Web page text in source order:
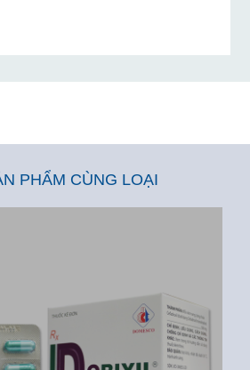
PHẨM CÙNG LOẠI